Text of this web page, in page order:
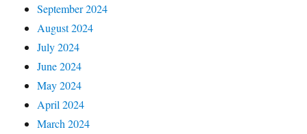
September 2024
August 2024
July 2024
June 2024
May 2024
April 2024
March 2024